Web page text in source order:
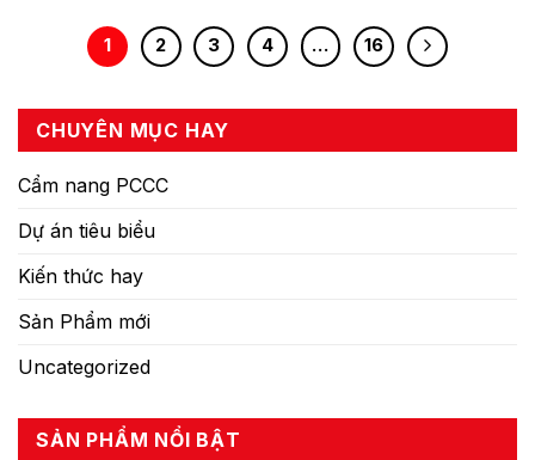
1 2 3 4 … 16
CHUYÊN MỤC HAY
Cẩm nang PCCC
Dự án tiêu biểu
Kiến thức hay
Sản Phẩm mới
Uncategorized
SẢN PHẨM NỔI BẬT